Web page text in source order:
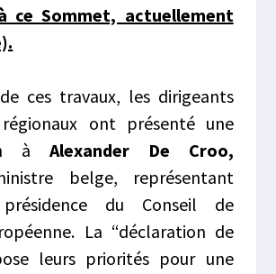
ce Sommet, actuellement
ces travaux, les dirigeants
ont présenté une
à Alexander De Croo,
belge, représentant
présidence du Conseil de
La “déclaration de
leurs priorités pour une